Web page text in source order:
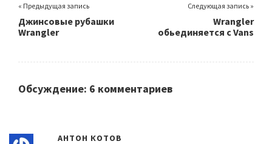
« Предыдущая запись
Джинсовые рубашки
Wrangler
Следующая запись »
Wrangler
обьединяется с Vans
Обсуждение: 6 комментариев
АНТОН КОТОВ